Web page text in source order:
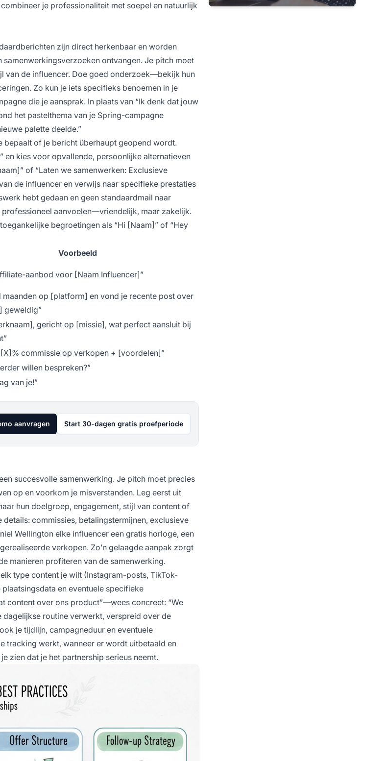
je professionaliteit met soepel en natuurlijk
zijn direct herkenbaar en worden
ontvangen. Je pitch moet
van de influencer. Doe goed onderzoek—bekijk hun
Zo kun je iets specifieks benoemen in je
die je aansprak. In plaats van “Ik denk dat jouw
het pastelthema van je Spring-campagne
palette deelde.”
bepaalt of je bericht überhaupt geopend wordt.
en kies voor opvallende, persoonlijke alternatieven
of “Laten we samenwerken: Exclusieve
de influencer en verwijs naar specifieke prestaties
hebt gedaan en geen standaardmail naar
aanvoelen—vriendelijk, maar zakelijk.
begroetingen als “Hi [Naam]” of “Hey
Voorbeeld
aanbod voor [Naam Influencer]”
maanden op [platform] en vond je recente post over
geweldig”
gericht op [missie], wat perfect aansluit bij
[X]% commissie op verkopen + [voordelen]”
willen bespreken?”
van je!”
aanvragen Start 30-dagen gratis proefperiode
succesvolle samenwerking. Je pitch moet precies
op en voorkom je misverstanden. Leg eerst uit
hun doelgroep, engagement, stijl van content of
commissies, betalingstermijnen, exclusieve
Wellington elke influencer een gratis horloge, een
verkopen. Zo’n gelaagde aanpak zorgt
manieren profiteren van de samenwerking.
type content je wilt (Instagram-posts, TikTok-
en eventuele specifieke
content over ons product”—wees concreet: “We
dagelijkse routine verwerkt, verspreid over de
je tijdlijn, campagneduur en eventuele
tracking werkt, wanneer er wordt uitbetaald en
zien dat je het partnership serieus neemt.